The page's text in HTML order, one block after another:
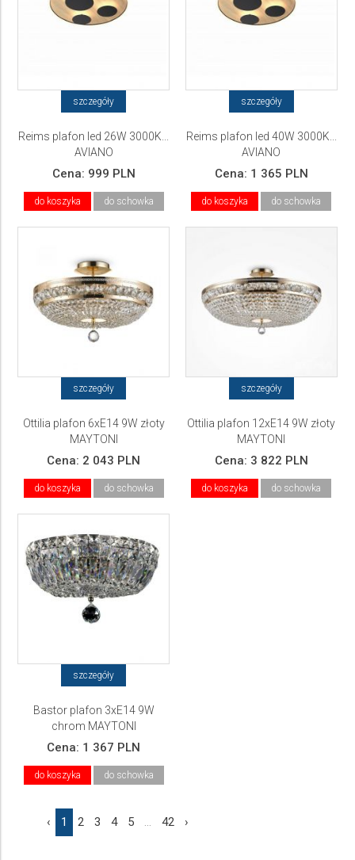
szczegóły
Reims plafon led 26W 3000K...
AVIANO
Cena: 999 PLN
do koszyka do schowka
szczegóły
Reims plafon led 40W 3000K...
AVIANO
Cena: 1 365 PLN
do koszyka do schowka
szczegóły
Ottilia plafon 6xE14 9W złoty
MAYTONI
Cena: 2 043 PLN
do koszyka do schowka
szczegóły
Ottilia plafon 12xE14 9W złoty
MAYTONI
Cena: 3 822 PLN
do koszyka do schowka
szczegóły
Bastor plafon 3xE14 9W
chrom MAYTONI
Cena: 1 367 PLN
do koszyka do schowka
‹ 1 2 3 4 5 ... 42 ›